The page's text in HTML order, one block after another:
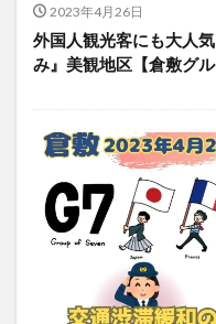
2023年4月26日
外国人観光客にも大人
み』美観地区【倉敷グル